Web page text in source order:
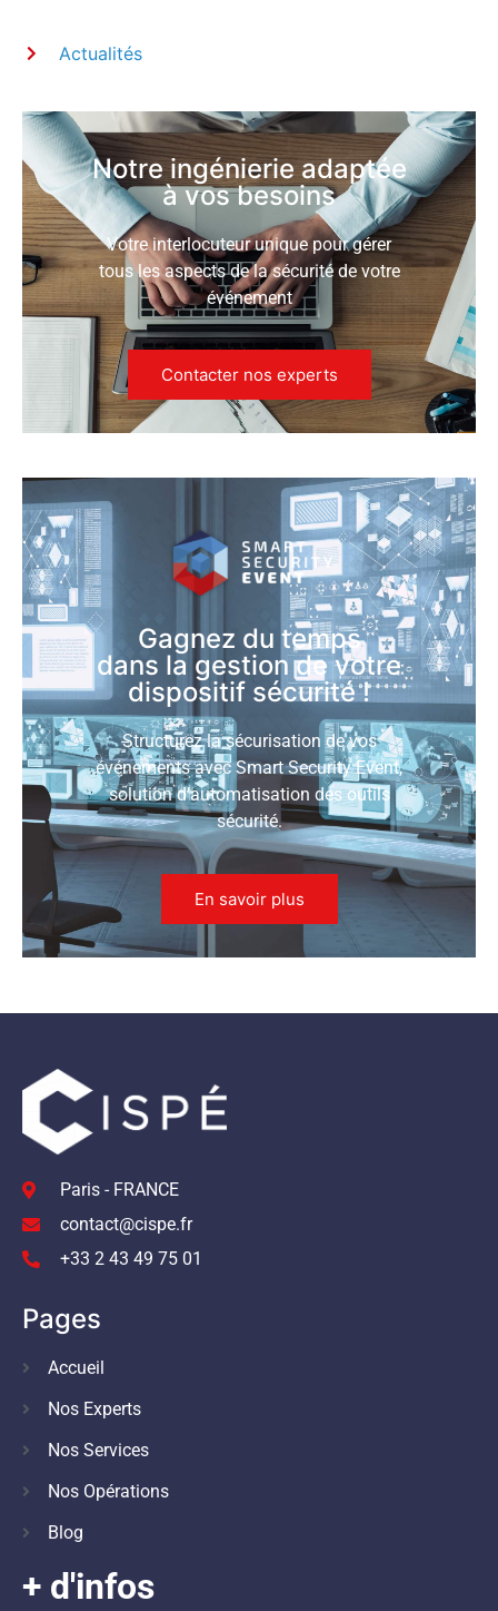
Actualités
Notre ingénierie adaptée
à vos besoins
Votre interlocuteur unique pour gérer
tous les aspects de la sécurité de votre
événement
Contacter nos experts
Gagnez du temps
dans la gestion de votre
dispositif sécurité !
Structurez la sécurisation de vos
événements avec Smart Security Event,
solution d’automatisation des outils
sécurité.
En savoir plus
Paris - FRANCE
contact@cispe.fr
+33 2 43 49 75 01
Pages
Accueil
Nos Experts
Nos Services
Nos Opérations
Blog
+ d'infos